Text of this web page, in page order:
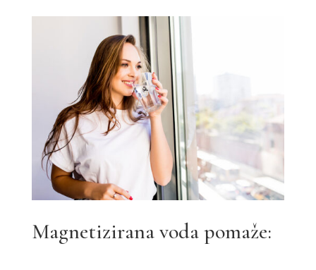
Magnetizirana voda pomaže: